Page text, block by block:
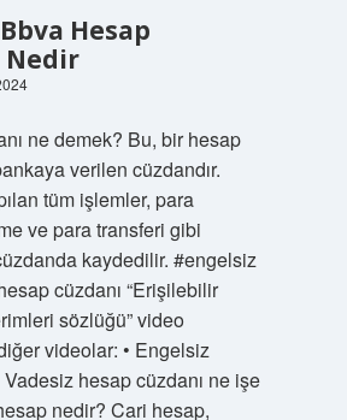
Hesap
Nedir
ne demek? Bu, bir hesap
verilen cüzdandır.
tüm işlemler, para
ve para transferi gibi
kaydedilir. #engelsiz
cüzdanı “Erişilebilir
sözlüğü” video
videolar: • Engelsiz
hesap cüzdanı ne işe
nedir? Cari hesap,